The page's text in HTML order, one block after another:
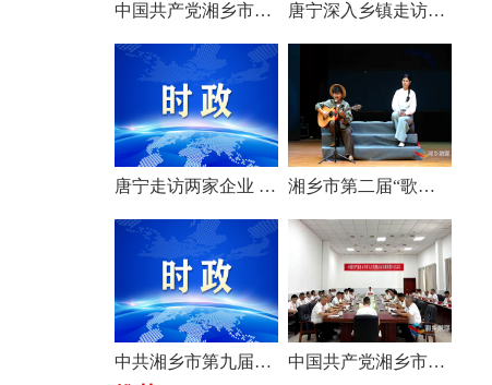
中国共产党湘乡市第九次代表大会胜利闭幕 唐宁深入乡镇走访调研
唐宁走访两家企业 问需问计促发展 湘乡市第二届“歌声飞扬·乐享湘乡”歌唱比赛圆满收官
中共湘乡市第九届纪律检查委员会举行第一次全体会议 中国共产党湘乡市第九次代表大会主席团举行第六次会议